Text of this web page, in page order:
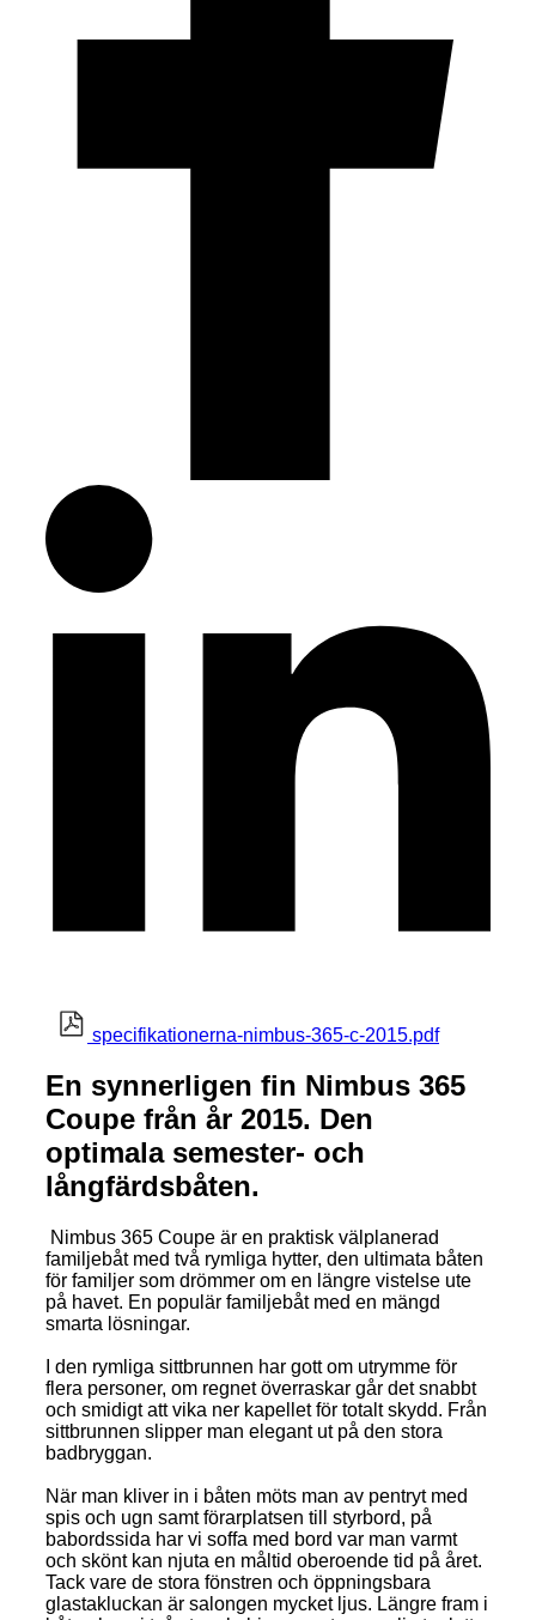
specifikationerna-nimbus-365-c-2015.pdf
En synnerligen fin Nimbus 365
Coupe från år 2015. Den
optimala semester- och
långfärdsbåten.
Nimbus 365 Coupe är en praktisk välplanerad
familjebåt med två rymliga hytter, den ultimata båten
för familjer som drömmer om en längre vistelse ute
på havet. En populär familjebåt med en mängd
smarta lösningar.
I den rymliga sittbrunnen har gott om utrymme för
flera personer, om regnet överraskar går det snabbt
och smidigt att vika ner kapellet för totalt skydd. Från
sittbrunnen slipper man elegant ut på den stora
badbryggan.
När man kliver in i båten möts man av pentryt med
spis och ugn samt förarplatsen till styrbord, på
babordssida har vi soffa med bord var man varmt
och skönt kan njuta en måltid oberoende tid på året.
Tack vare de stora fönstren och öppningsbara
glastakluckan är salongen mycket ljus. Längre fram i